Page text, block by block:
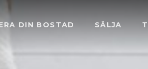
DIN BOSTAD SÄLJA